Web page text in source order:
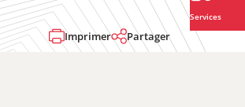
Services
Imprimer Partager